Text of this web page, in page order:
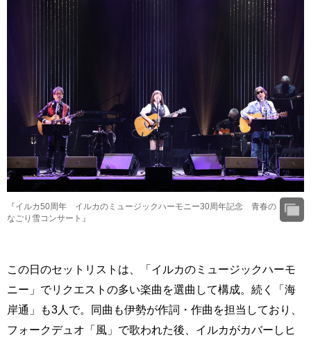
『イルカ50周年 イルカのミュージックハーモニー30周年記念 青春の
なごり雪コンサート』
この日のセットリストは、「イルカのミュージックハーモ
ニー」でリクエストの多い楽曲を選曲して構成。続く「海
岸通」も3人で。同曲も伊勢が作詞・作曲を担当しており、
フォークデュオ「風」で歌われた後、イルカがカバーしヒ